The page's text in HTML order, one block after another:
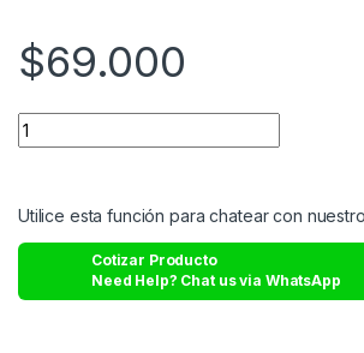
$69.000
Utilice esta función para chatear con
Cotizar Producto
Need Help? Chat us via WhatsApp